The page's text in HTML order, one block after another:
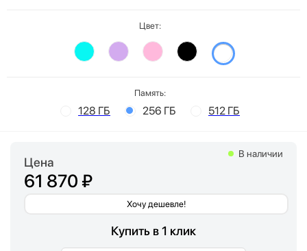
Цвет:
Память:
128 ГБ 256 ГБ 512 ГБ
Цена
61 870 ₽
Хочу дешевле!
В наличии
Купить в 1 клик